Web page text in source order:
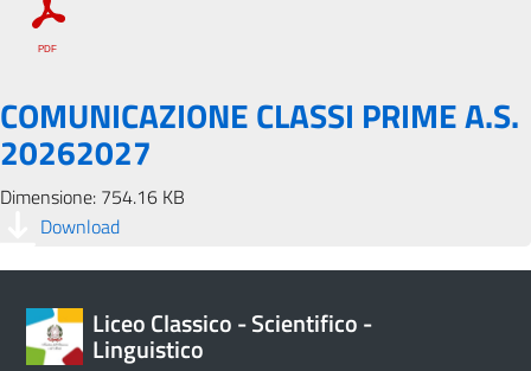
COMUNICAZIONE CLASSI PRIME A.S.
20262027
Dimensione: 754.16 KB
Download
Liceo Classico - Scientifico -
Linguistico